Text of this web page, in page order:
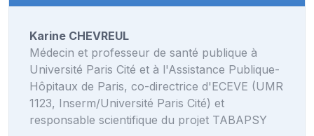
Karine CHEVREUL
Médecin et professeur de santé publique à
Université Paris Cité et à l'Assistance Publique-
Hôpitaux de Paris, co-directrice d'ECEVE (UMR
1123, Inserm/Université Paris Cité) et
responsable scientifique du projet TABAPSY